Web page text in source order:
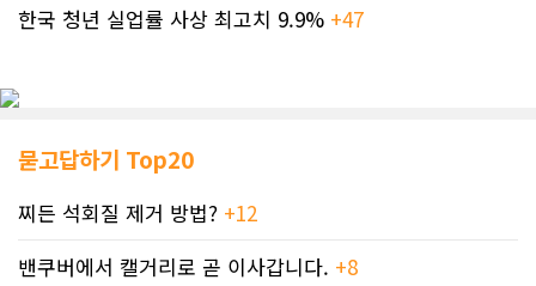
한국 청년 실업률 사상 최고치 9.9% +47
묻고답하기 Top20
찌든 석회질 제거 방법? +12
밴쿠버에서 캘거리로 곧 이사갑니다. +8